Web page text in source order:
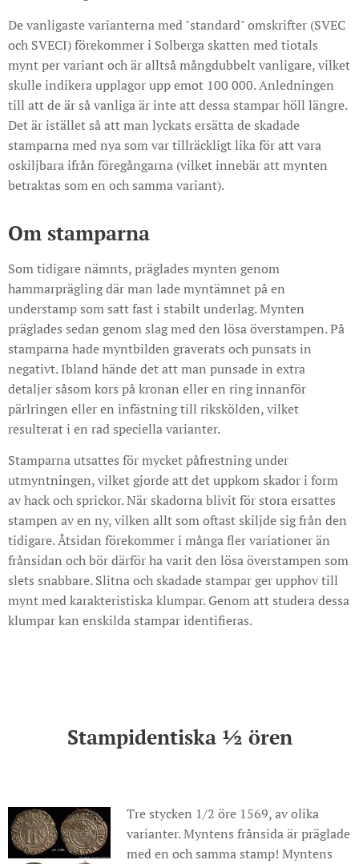
De vanligaste varianterna med "standard" omskrifter (SVEC
och SVECI) förekommer i Solberga skatten med tiotals
mynt per variant och är alltså mångdubbelt vanligare, vilket
skulle indikera upplagor upp emot 100 000. Anledningen
till att de är så vanliga är inte att dessa stampar höll längre.
Det är istället så att man lyckats ersätta de skadade
stamparna med nya som var tillräckligt lika för att vara
oskiljbara ifrån föregångarna (vilket innebär att mynten
betraktas som en och samma variant).
Om stamparna
Som tidigare nämnts, präglades mynten genom
hammarprägling där man lade myntämnet på en
understamp som satt fast i stabilt underlag. Mynten
präglades sedan genom slag med den lösa överstampen. På
stamparna hade myntbilden graverats och punsats in
negativt. Ibland hände det att man punsade in extra
detaljer såsom kors på kronan eller en ring innanför
pärlringen eller en infästning till rikskölden, vilket
resulterat i en rad speciella varianter.
Stamparna utsattes för mycket påfrestning under
utmyntningen, vilket gjorde att det uppkom skador i form
av hack och sprickor. När skadorna blivit för stora ersattes
stampen av en ny, vilken allt som oftast skiljde sig från den
tidigare. Åtsidan förekommer i många fler variationer än
frånsidan och bör därför ha varit den lösa överstampen som
slets snabbare. Slitna och skadade stampar ger upphov till
mynt med karakteristiska klumpar. Genom att studera dessa
klumpar kan enskilda stampar identifieras.
Stampidentiska ½ ören
Tre stycken 1/2 öre 1569, av olika
varianter. Myntens frånsida är präglade
med en och samma stamp! Myntens